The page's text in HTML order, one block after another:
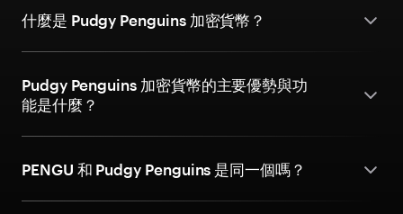
什麼是 Pudgy Penguins 加密貨幣？
Pudgy Penguins 加密貨幣的主要優勢與功
能是什麼？
PENGU 和 Pudgy Penguins 是同一個嗎？